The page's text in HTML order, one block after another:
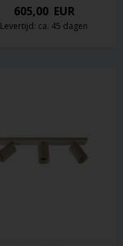
605,00EUR
Levertijd: ca. 45 dagen